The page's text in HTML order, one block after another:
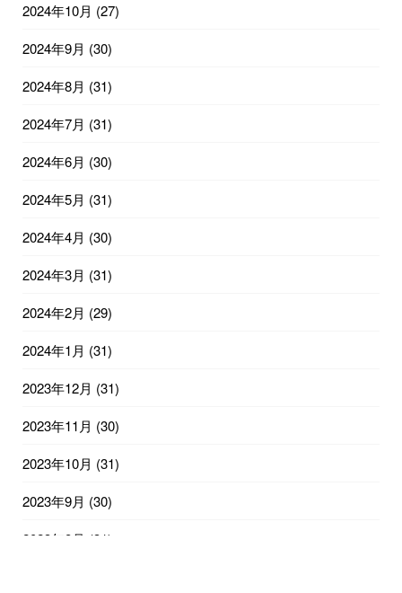
2024年10月 (27)
2024年9月 (30)
2024年8月 (31)
2024年7月 (31)
2024年6月 (30)
2024年5月 (31)
2024年4月 (30)
2024年3月 (31)
2024年2月 (29)
2024年1月 (31)
2023年12月 (31)
2023年11月 (30)
2023年10月 (31)
2023年9月 (30)
2023年8月 (31)